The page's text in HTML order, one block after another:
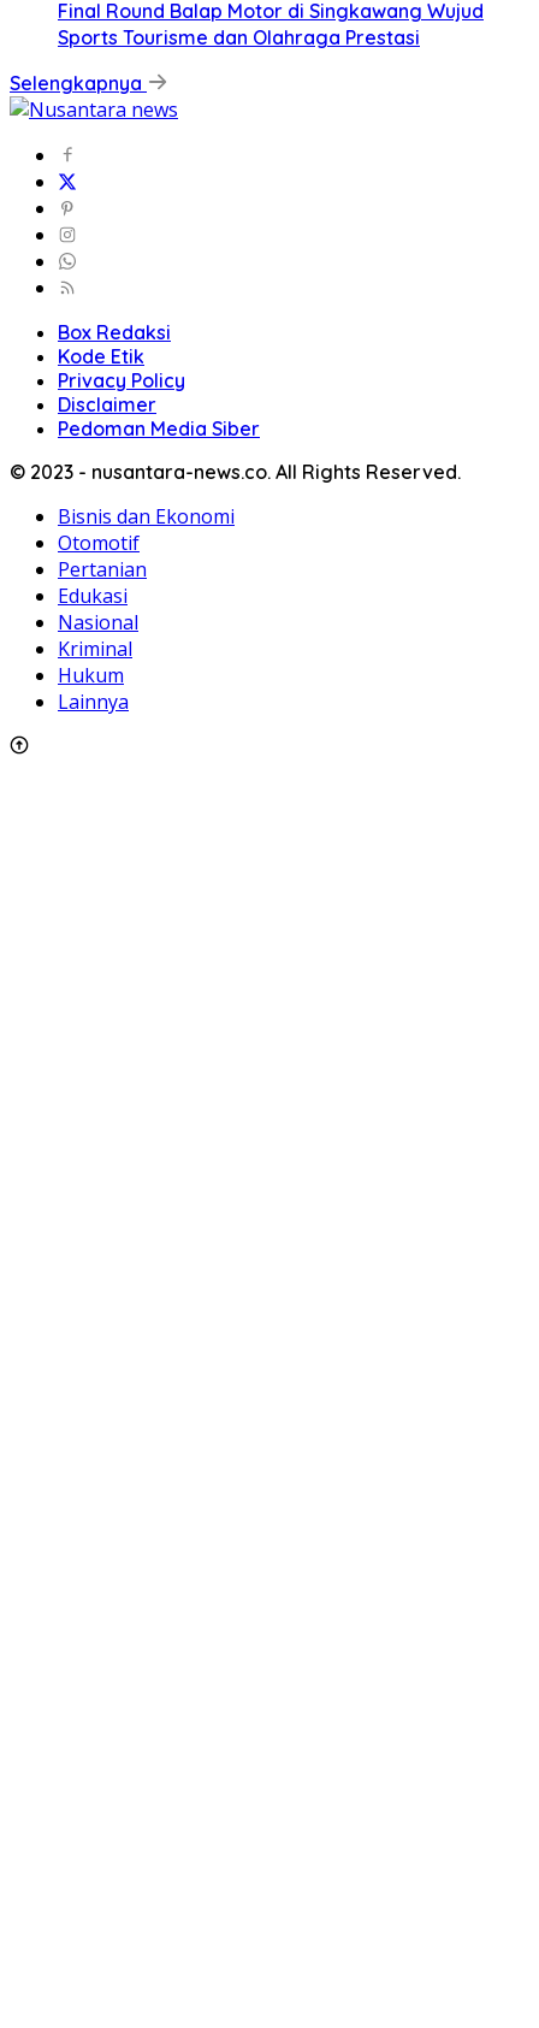
Final Round Balap Motor di Singkawang Wujud
Sports Tourisme dan Olahraga Prestasi
Selengkapnya
Box Redaksi
Kode Etik
Privacy Policy
Disclaimer
Pedoman Media Siber
© 2023 - nusantara-news.co. All Rights Reserved.
Bisnis dan Ekonomi
Otomotif
Pertanian
Edukasi
Nasional
Kriminal
Hukum
Lainnya